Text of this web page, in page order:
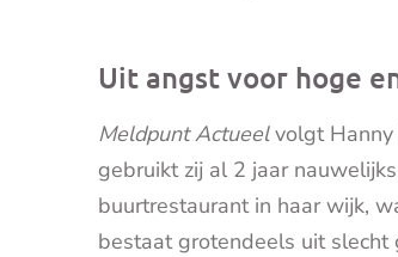
Uit angst voor hoge
Meldpunt Actueelvolgt Hanny
gebruikt zij al 2 jaar
buurtrestaurant in haar wijk,
bestaat grotendeels uit